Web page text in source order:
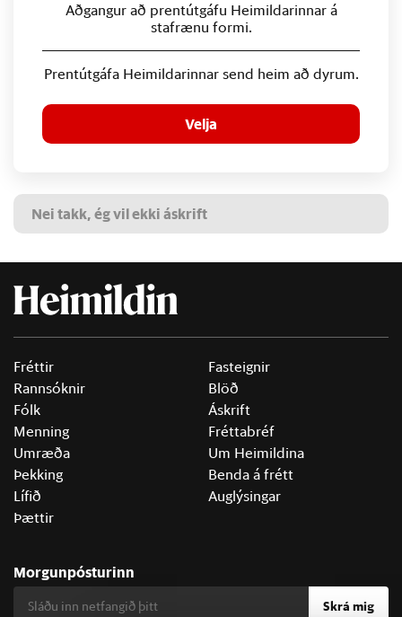
Aðgangur að prentútgáfu Heimildarinnar á
stafrænu formi.
Prentútgáfa Heimildarinnar send heim að dyrum.
Velja
Nei takk, ég vil ekki áskrift
Fréttir
Rannsóknir
Fólk
Menning
Umræða
Þekking
Lífið
Þættir
Fasteignir
Blöð
Áskrift
Fréttabréf
Um Heimildina
Benda á frétt
Auglýsingar
Morgunpósturinn
Skrá mig